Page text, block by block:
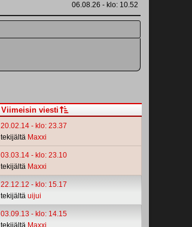
06.08.26 - klo: 10.52
Viimeisin viesti
20.02.14 - klo: 23.37
tekijältä Maxxi
03.03.14 - klo: 23.10
tekijältä Maxxi
22.12.12 - klo: 15.17
tekijältäuijui
03.09.13 - klo: 14.15
tekijältä Maxxi